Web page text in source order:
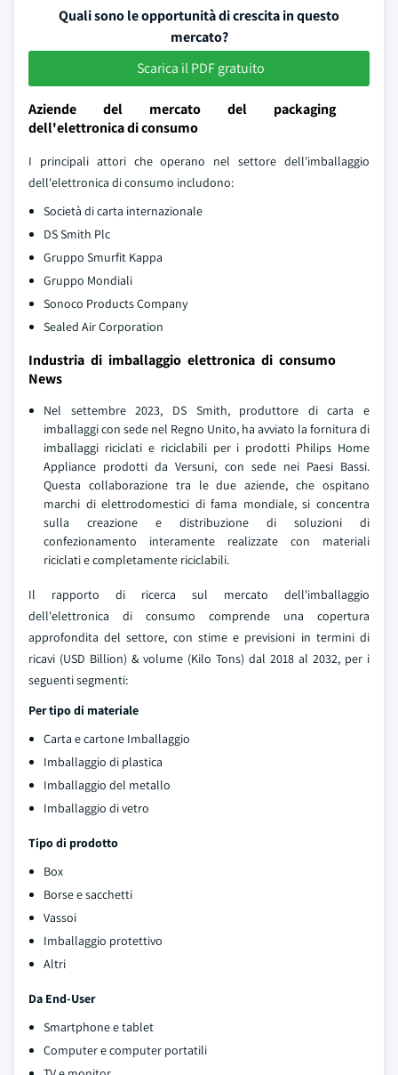
Quali sono le opportunità di crescita in questo
mercato?
Scarica il PDF gratuito
Aziende del mercato del packaging
dell'elettronica di consumo
I principali attori che operano nel settore dell'imballaggio
dell'elettronica di consumo includono:
Società di carta internazionale
DS Smith Plc
Gruppo Smurfit Kappa
Gruppo Mondiali
Sonoco Products Company
Sealed Air Corporation
Industria di imballaggio elettronica di consumo
News
Nel settembre 2023, DS Smith, produttore di carta e
imballaggi con sede nel Regno Unito, ha avviato la fornitura di
imballaggi riciclati e riciclabili per i prodotti Philips Home
Appliance prodotti da Versuni, con sede nei Paesi Bassi.
Questa collaborazione tra le due aziende, che ospitano
marchi di elettrodomestici di fama mondiale, si concentra
sulla creazione e distribuzione di soluzioni di
confezionamento interamente realizzate con materiali
riciclati e completamente riciclabili.
Il rapporto di ricerca sul mercato dell'imballaggio
dell'elettronica di consumo comprende una copertura
approfondita del settore, con stime e previsioni in termini di
ricavi (USD Billion) & volume (Kilo Tons) dal 2018 al 2032, per i
seguenti segmenti:
Per tipo di materiale
Carta e cartone Imballaggio
Imballaggio di plastica
Imballaggio del metallo
Imballaggio di vetro
Tipo di prodotto
Box
Borse e sacchetti
Vassoi
Imballaggio protettivo
Altri
Da End-User
Smartphone e tablet
Computer e computer portatili